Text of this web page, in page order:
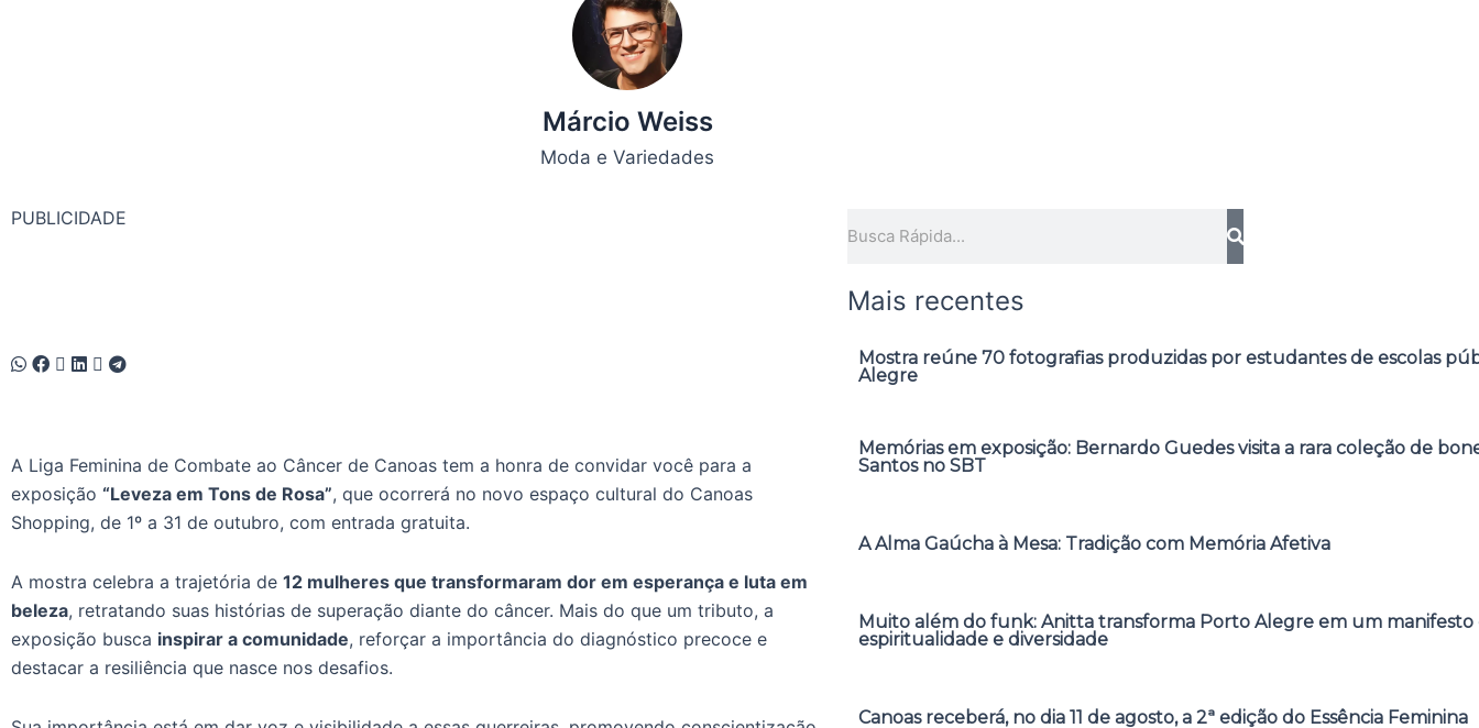
Márcio Weiss
Moda e Variedades
PUBLICIDADE
A Liga Feminina de Combate ao Câncer de Canoas tem a honra de convidar você para a
exposição “Leveza em Tons de Rosa”, que ocorrerá no novo espaço cultural do Canoas
Shopping, de 1º a 31 de outubro, com entrada gratuita.
A mostra celebra a trajetória de 12 mulheres que transformaram dor em esperança e luta em
beleza, retratando suas histórias de superação diante do câncer. Mais do que um tributo, a
exposição busca inspirar a comunidade, reforçar a importância do diagnóstico precoce e
destacar a resiliência que nasce nos desafios.
Mais recentes
Mostra reúne 70 fotografias produzidas por estudantes de escolas
Alegre
Memórias em exposição: Bernardo Guedes visita a rara coleção de
Santos no SBT
A Alma Gaúcha à Mesa: Tradição com Memória Afetiva
Muito além do funk: Anitta transforma Porto Alegre em um manifesto
espiritualidade e diversidade
Canoas receberá, no dia 11 de agosto, a 2ª edição do Essência Feminina